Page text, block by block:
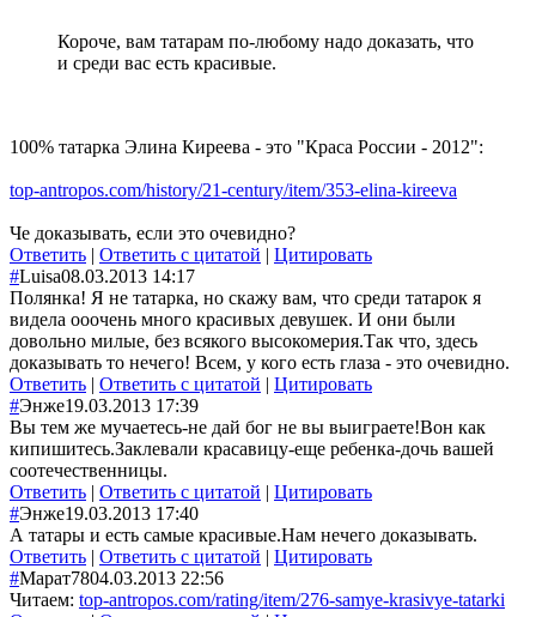
Короче, вам татарам по-любому надо доказать, что
и среди вас есть красивые.
100% татарка Элина Киреева - это "Краса России - 2012":
top-antropos.com/history/21-century/item/353-elina-kireeva
Че доказывать, если это очевидно?
Ответить | Ответить с цитатой | Цитировать
#Luisa08.03.2013 14:17
Полянка! Я не татарка, но скажу вам, что среди татарок я
видела ооочень много красивых девушек. И они были
довольно милые, без всякого высокомерия.Так что, здесь
доказывать то нечего! Всем, у кого есть глаза - это очевидно.
Ответить | Ответить с цитатой | Цитировать
#Энже19.03.2013 17:39
Вы тем же мучаетесь-не дай бог не вы выиграете!Вон как
кипишитесь.Заклевали красавицу-еще ребенка-дочь вашей
соотечественницы.
Ответить | Ответить с цитатой | Цитировать
#Энже19.03.2013 17:40
А татары и есть самые красивые.Нам нечего доказывать.
Ответить | Ответить с цитатой | Цитировать
#Марат7804.03.2013 22:56
Читаем: top-antropos.com/rating/item/276-samye-krasivye-tatarki